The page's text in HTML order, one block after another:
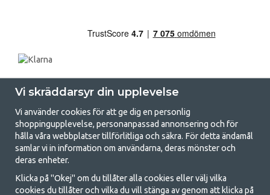
GetCamping.se - Din butik för camping
och uteliv
Vi skräddarsyr din upplevelse
Vi använder cookies för att ge dig en personlig
shoppingupplevelse, personanpassad annonsering och för
hålla våra webbplatser tillförlitliga och säkra. För detta ändamål
samlar vi in information om användarna, deras mönster och
deras enheter.
Klicka på "Okej" om du tillåter alla cookies eller välj vilka
cookies du tillåter och vilka du vill stänga av genom att klicka på